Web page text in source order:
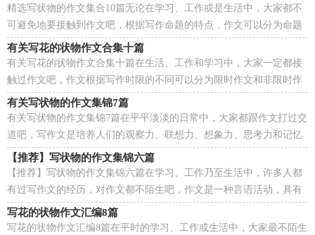
精选写状物的作文集合10篇无论在学习、工作或是生活中，大家都不
可避免地要接触到作文吧，根据写作命题的特点，作文可以分为命题
作文和非命题作文。写起作文来就毫无头绪？下面是小...
有关写花的状物作文合集十篇
有关写花的状物作文合集十篇在生活、工作和学习中，大家一定都接
触过作文吧，作文根据写作时限的不同可以分为限时作文和非限时作
文。相信写作文是一个让许多人都头痛的问题，以下...
有关写状物的作文集锦7篇
有关写状物的作文集锦7篇在平平淡淡的日常中，大家都跟作文打过交
道吧，写作文是培养人们的观察力、联想力、想象力、思考力和记忆
力的重要手段。相信写作文是一个让许多人都头...
【推荐】写状物的作文集锦六篇
【推荐】写状物的作文集锦六篇在学习、工作乃至生活中，许多人都
有过写作文的经历，对作文都不陌生吧，作文是一种言语活动，具有
高度的综合性和创造性。你知道作文怎样才能写的好吗...
写花的状物作文汇编8篇
写花的状物作文汇编8篇在平时的学习、工作或生活中，大家最不陌生